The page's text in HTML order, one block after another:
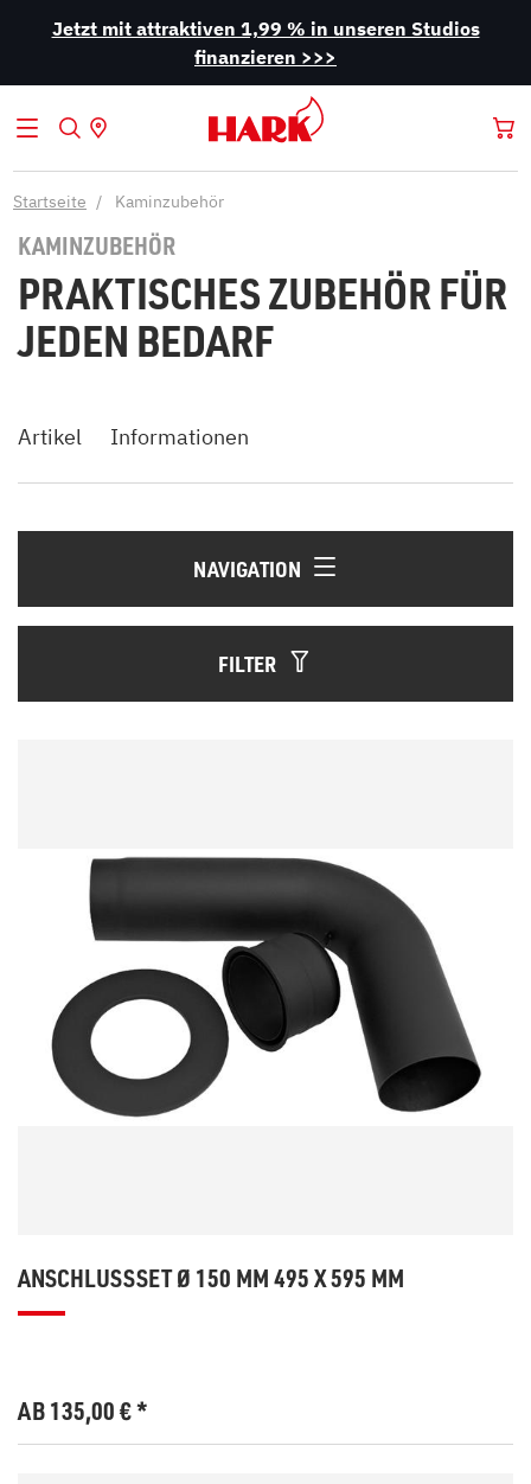
Jetzt mit attraktiven 1,99 % in unseren Studios
finanzieren >>>
Startseite Kaminzubehör
KAMINZUBEHÖR
PRAKTISCHES ZUBEHÖR FÜR
JEDEN BEDARF
Artikel Informationen
NAVIGATION
FILTER
ANSCHLUSSSET Ø 150 MM 495 X 595 MM
AB 135,00€*